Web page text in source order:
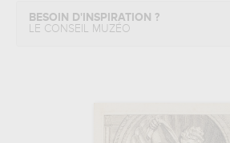
BESOIN D'INSPIRATION ?
LE CONSEIL MUZÉO